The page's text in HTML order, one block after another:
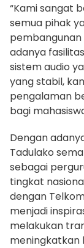
“Kami sangat
semua pihak
pembangunan
adanya
sistem audio
yang stabil,
pengalaman
bagi
Dengan
Tadulako
sebagai
tingkat
dengan
menjadi
melakukan
meningkatkan